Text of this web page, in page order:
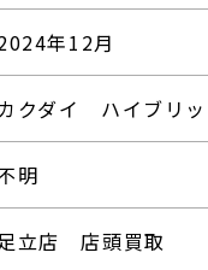
年12月
カクダイ ハイブリ
明
立店 店頭買取